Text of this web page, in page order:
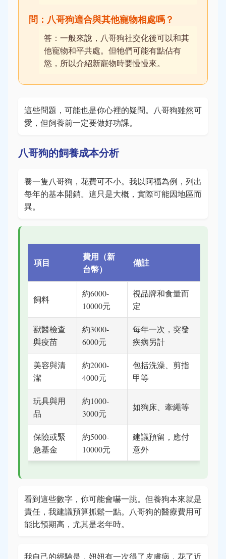
問：八哥狗適合與其他寵物相處嗎？
答：一般來說，八哥狗社交化後可以和其
他寵物和平共處。但牠們可能有點佔有
慾，所以介紹新寵物時要慢慢來。
這些問題，可能也是你心裡的疑問。八哥狗雖然可
愛，但飼養前一定要做好功課。
八哥狗的飼養成本分析
養一隻八哥狗，花費可不小。我以阿福為例，列出
每年的基本開銷。這只是大概，實際可能因地區而
異。
項目
費用（新
台幣）
備註
飼料
約6000-
10000元
視品牌和食量而
定
獸醫檢查
與疫苗
約3000-
6000元
每年一次，突發
疾病另計
美容與清
潔
約2000-
4000元
包括洗澡、剪指
甲等
玩具與用
品
約1000-
3000元
如狗床、牽繩等
保險或緊
急基金
約5000-
10000元
建議預留，應付
意外
看到這些數字，你可能會嚇一跳。但養狗本來就是
責任，我建議預算抓鬆一點。八哥狗的醫療費用可
能比預期高，尤其是老年時。
我自己的經驗是，妞妞有一次得了皮膚病，花了近